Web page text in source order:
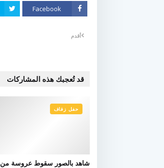
Facebook
أقدم
قد تُعجبك هذه المشاركات
حفل زفاف
شاهد بالصور سقوط عروسة من